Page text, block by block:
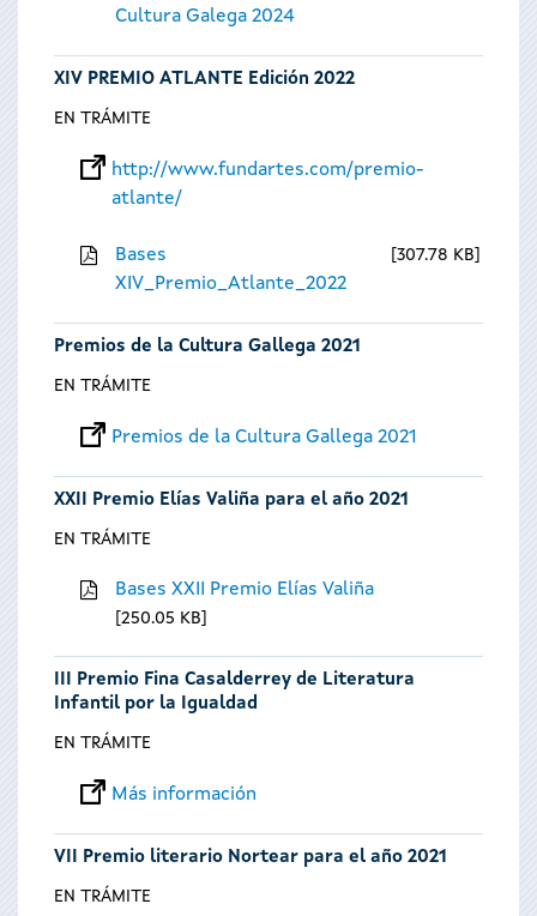
Cultura Galega 2024
XIV PREMIO ATLANTE Edición 2022
EN TRÁMITE
http://www.fundartes.com/premio-
atlante/
Bases
XIV_Premio_Atlante_2022
307.78 KB
Premios de la Cultura Gallega 2021
EN TRÁMITE
Premios de la Cultura Gallega 2021
XXII Premio Elías Valiña para el año 2021
EN TRÁMITE
Bases XXII Premio Elías Valiña
250.05 KB
III Premio Fina Casalderrey de Literatura
Infantil por la Igualdad
EN TRÁMITE
Más información
VII Premio literario Nortear para el año 2021
EN TRÁMITE